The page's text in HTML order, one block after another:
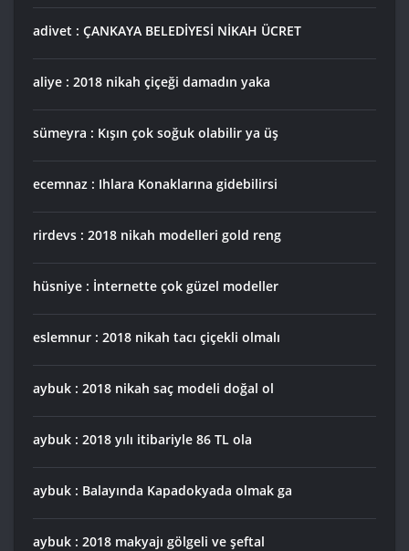
adivet : ÇANKAYA BELEDİYESİ NİKAH ÜCRET
aliye : 2018 nikah çiçeği damadın yaka
sümeyra : Kışın çok soğuk olabilir ya üş
ecemnaz : Ihlara Konaklarına gidebilirsi
rirdevs : 2018 nikah modelleri gold reng
hüsniye : İnternette çok güzel modeller
eslemnur : 2018 nikah tacı çiçekli olmalı
aybuk : 2018 nikah saç modeli doğal ol
aybuk : 2018 yılı itibariyle 86 TL ola
aybuk : Balayında Kapadokyada olmak ga
aybuk : 2018 makyajı gölgeli ve şeftal